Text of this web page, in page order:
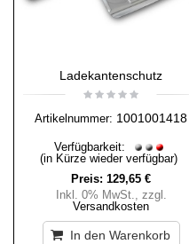
Ladekantenschutz
Artikelnummer: 1001001418
Verfügbarkeit:
(in Kürze wieder verfügbar)
Preis: 129,65 €
Inkl. 0% MwSt., zzgl.
Versandkosten
In den Warenkorb